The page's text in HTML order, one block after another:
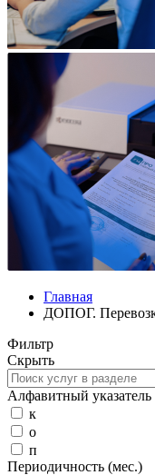
Главная
ДОПОГ.
Фильтр
Скрыть
Алфавитный указатель
к
о
п
Периодичность (мес.)